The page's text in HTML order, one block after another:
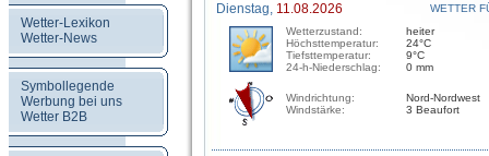
Wetter-Lexikon
Wetter-News
Symbollegende
Werbung bei uns
Wetter B2B
Dienstag, 11.08.2026
WETTER
Wetterzustand:
Höchsttemperatur:
Tiefsttemperatur:
24-h-Niederschlag:
heiter
24°C
9°C
0 mm
Windrichtung:
Windstärke:
Nord-Nordwest
3 Beaufort